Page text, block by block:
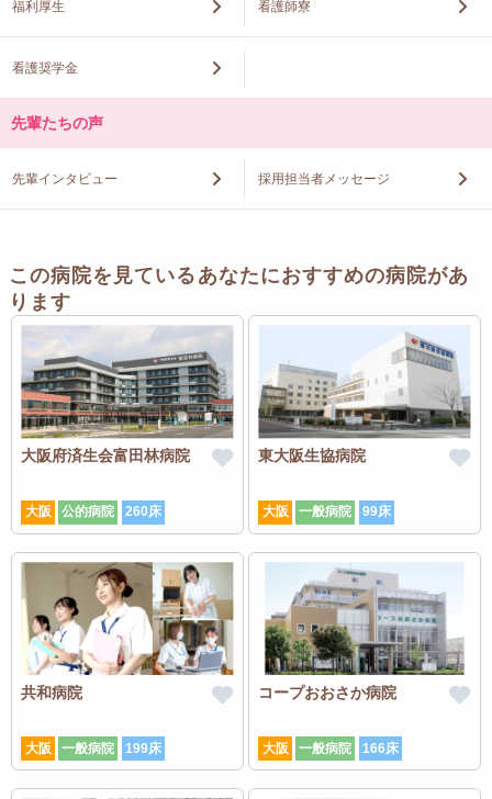
福利厚生 看護師寮
看護奨学金
先輩たちの声
先輩インタビュー 採用担当者メッセージ
この病院を見ているあなたにおすすめの病院があ
ります
大阪府済生会富田林病院
大阪 公的病院 260床
東大阪生協病院
大阪 一般病院 99床
共和病院
大阪 一般病院 199床
コープおおさか病院
大阪 一般病院 166床